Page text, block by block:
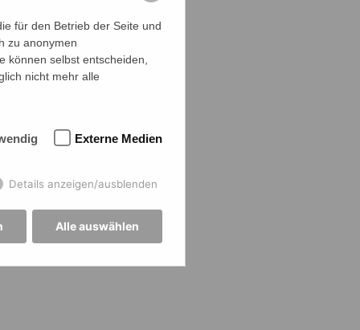
für den Betrieb der Seite und
zu anonymen
können selbst entscheiden,
nicht mehr alle
Externe Medien
Details anzeigen/ausblenden
Alle auswählen